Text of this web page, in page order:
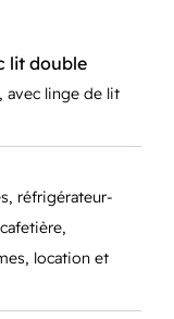
lit double
avec linge de lit
réfrigérateur-
location et